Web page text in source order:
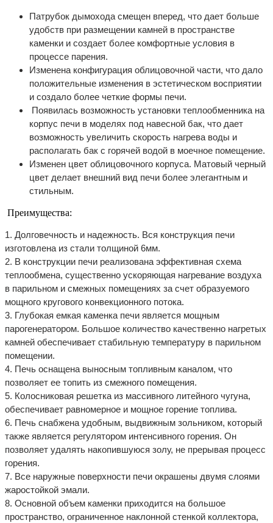
Патрубок дымохода смещен вперед, что дает больше
удобств при размещении камней в пространстве
каменки и создает более комфортные условия в
процессе парения.
Изменена конфигурация облицовочной части, что дало
положительные изменения в эстетическом восприятии
и создало более четкие формы печи.
Появилась возможность установки теплообменника на
корпус печи в моделях под навесной бак, что дает
возможность увеличить скорость нагрева воды и
располагать бак с горячей водой в моечное помещение.
Изменен цвет облицовочного корпуса. Матовый черный
цвет делает внешний вид печи более элегантным и
стильным.
Преимущества:
1. Долговечность и надежность. Вся конструкция печи
изготовлена из стали толщиной 6мм.
2. В конструкции печи реализована эффективная схема
теплообмена, существенно ускоряющая нагревание воздуха
в парильном и смежных помещениях за счет образуемого
мощного кругового конвекционного потока.
3. Глубокая емкая каменка печи является мощным
парогенератором. Большое количество качественно нагретых
камней обеспечивает стабильную температуру в парильном
помещении.
4. Печь оснащена выносным топливным каналом, что
позволяет ее топить из смежного помещения.
5. Колосниковая решетка из массивного литейного чугуна,
обеспечивает равномерное и мощное горение топлива.
6. Печь снабжена удобным, выдвижным зольником, который
также является регулятором интенсивного горения. Он
позволяет удалять накопившуюся золу, не прерывая процесс
горения.
7. Все наружные поверхности печи окрашены двумя слоями
жаростойкой эмали.
8. Основной объем каменки приходится на большое
пространство, ограниченное наклонной стенкой коллектора,